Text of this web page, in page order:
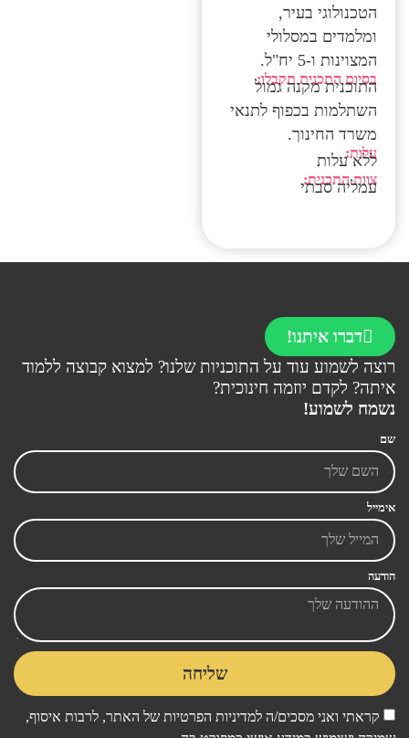
הטכנולוגי בעיר,
ומלמדים במסלולי
המצוינות ו-5 יח"ל.
בסיום התכנית תקבלו:
התוכנית מקנה גמול
השתלמות בכפוף לתנאי
משרד החינוך.
עלות:
ללא עלות
צוות התכנית:
עמליה סבתי
דברו איתנו!
רוצה לשמוע עוד על התוכניות שלנו? למצוא קבוצה ללמוד
איתה? לקדם יוזמה חינוכית?
נשמח לשמוע!
שם
אימייל
הודעה
קראתי ואני מסכים/ה למדיניות הפרטיות של האתר, לרבות איסוף,
שליחה